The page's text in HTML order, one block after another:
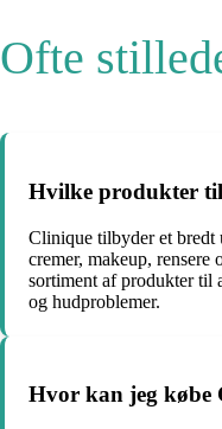
Ofte
Hvilke produkter
Clinique tilbyder et bredt
cremer, makeup, rensere
sortiment af produkter til
og hudproblemer.
Hvor kan jeg købe